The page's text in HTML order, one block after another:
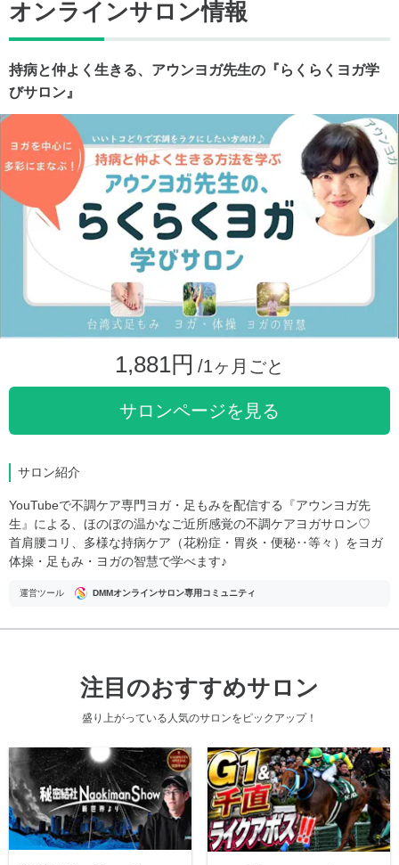
オンラインサロン情報
持病と仲よく生きる、アウンヨガ先生の『らくらくヨガ学
びサロン』
1,881円 /1ヶ月ごと
サロンページを見る
サロン紹介
YouTubeで不調ケア専門ヨガ・足もみを配信する『アウンヨガ先
生』による、ほのぼの温かなご近所感覚の不調ケアヨガサロン♡
首肩腰コリ、多様な持病ケア（花粉症・胃炎・便秘‥等々）をヨガ
体操・足もみ・ヨガの智慧で学べます♪
運営ツール DMMオンラインサロン専用コミュニティ
注目のおすすめサロン
盛り上がっている人気のサロンをピックアップ！